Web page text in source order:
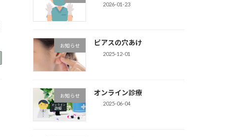
2026-01-23
お知らせ ピアスの穴あけ
2025-12-01
お知らせ オンライン診療
2025-06-04